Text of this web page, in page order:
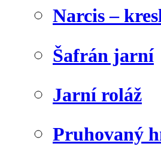
Narcis –
Šafrán jarní
Jarní roláž
Pruhovaný